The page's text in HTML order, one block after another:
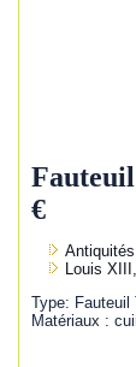
€
Louis
Type: Fauteuil
Matériaux :